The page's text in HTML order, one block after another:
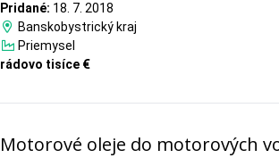
Pridané: 18. 7. 2018
Banskobystrický kraj
Priemysel
rádovo tisíce €
Motorové oleje do motorových